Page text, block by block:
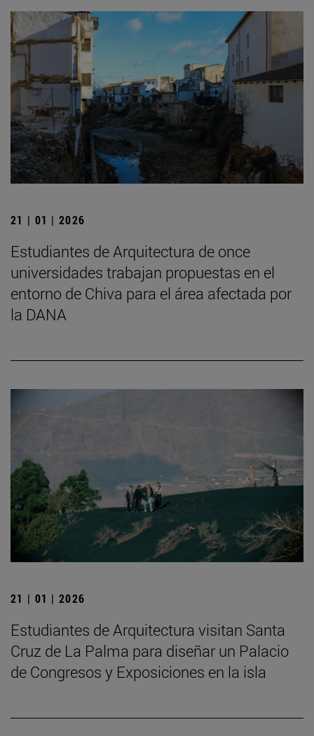
21 | 01 | 2026
Estudiantes de Arquitectura de once
universidades trabajan propuestas en el
entorno de Chiva para el área afectada por
la DANA
21 | 01 | 2026
Estudiantes de Arquitectura visitan Santa
Cruz de La Palma para diseñar un Palacio
de Congresos y Exposiciones en la isla